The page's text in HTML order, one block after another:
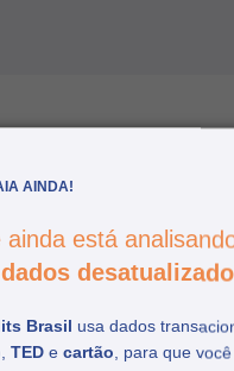
AINDA!
ainda está
dados
Brasil usa dados
TED e cartão , para que
artigos